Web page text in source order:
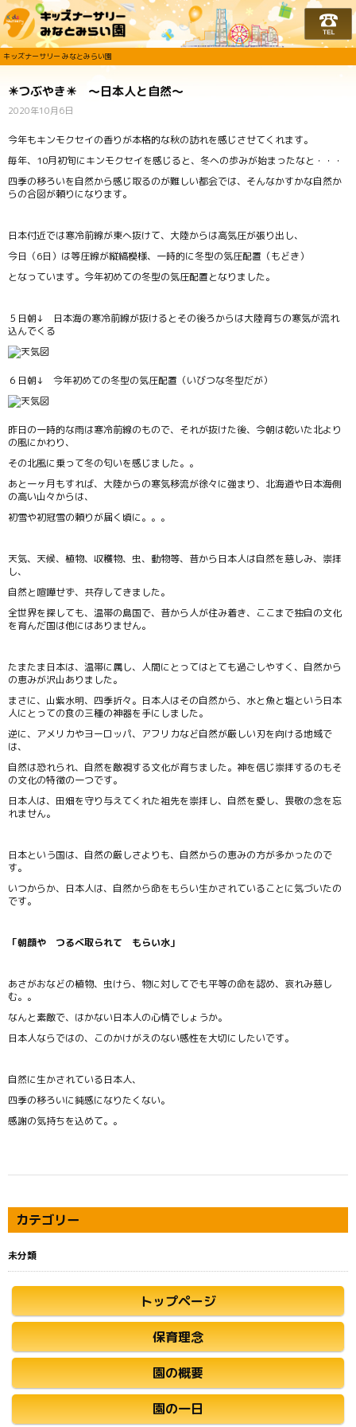
キッズナーサリー みな
キッズナーサリー みなとみらい園
☀つぶやき☀ ～日本人と自然～
2020年10月6日
今年もキンモクセイの香りが本格的な秋の訪れを感じさせてくれます。
毎年、10月初旬にキンモクセイを感じると、冬への歩みが始まったなと・・・
四季の移ろいを自然から感じ取るのが難しい都会では、そんなかすかな自然か
らの合図が頼りになります。
日本付近では寒冷前線が東へ抜けて、大陸からは高気圧が張り出し、
今日（6日）は等圧線が縦縞模様、一時的に冬型の気圧配置（もどき）
となっています。今年初めての冬型の気圧配置となりました。
５日朝↓ 日本海の寒冷前線が抜けるとその後ろからは大陸育ちの寒気が流れ
込んでくる
６日朝↓ 今年初めての冬型の気圧配置（いびつな冬型だが）
昨日の一時的な雨は寒冷前線のもので、それが抜けた後、今朝は乾いた北より
の風にかわり、
その北風に乗って冬の匂いを感じました。。
あと一ヶ月もすれば、大陸からの寒気移流が徐々に強まり、北海道や日本海側
の高い山々からは、
初雪や初冠雪の頼りが届く頃に。。。
天気、天候、植物、収穫物、虫、動物等、昔から日本人は自然を慈しみ、崇拝
し、
自然と喧嘩せず、共存してきました。
全世界を探しても、温帯の島国で、昔から人が住み着き、ここまで独自の文化
を育んだ国は他にはありません。
たまたま日本は、温帯に属し、人間にとってはとても過ごしやすく、自然から
の恵みが沢山ありました。
まさに、山紫水明、四季折々。日本人はその自然から、水と魚と塩という日本
人にとっての食の三種の神器を手にしました。
逆に、アメリカやヨーロッパ、アフリカなど自然が厳しい刃を向ける地域で
は、
自然は恐れられ、自然を敵視する文化が育ちました。神を信じ崇拝するのもそ
の文化の特徴の一つです。
日本人は、田畑を守り与えてくれた祖先を崇拝し、自然を愛し、畏敬の念を忘
れません。
日本という国は、自然の厳しさよりも、自然からの恵みの方が多かったので
す。
いつからか、日本人は、自然から命をもらい生かされていることに気づいたの
です。
「朝顔や つるべ取られて もらい水」
あさがおなどの植物、虫けら、物に対してでも平等の命を認め、哀れみ慈し
む。。
なんと素敵で、はかない日本人の心情でしょうか。
日本人ならではの、このかけがえのない感性を大切にしたいです。
自然に生かされている日本人、
四季の移ろいに鈍感になりたくない。
感謝の気持ちを込めて。。
カテゴリー
未分類
トップページ
保育理念
園の概要
園の一日